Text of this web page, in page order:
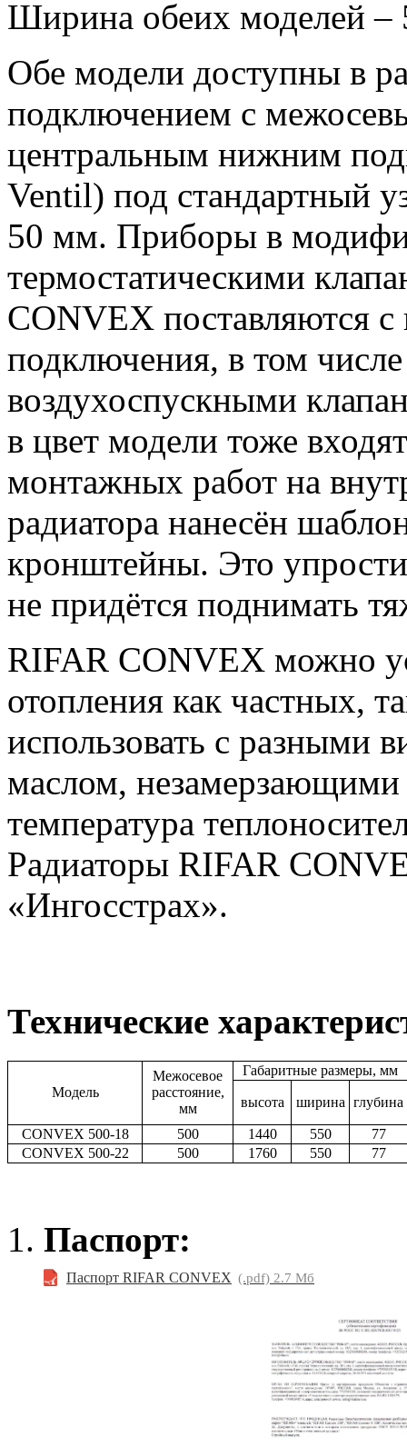
Ширина обеих моделей –
Обе модели доступны в
подключением с
центральным нижним
Ventil) под стандартный
50 мм. Приборы в
термостатическими
CONVEX поставляются
подключения, в том
воздухоспускными
в цвет модели тоже
монтажных работ на
радиатора нанесён
кронштейны. Это
не придётся поднимать
RIFAR CONVEX можно
отопления как частных,
использовать с разными
маслом,
температура
Радиаторы RIFAR
«Ингосстрах».
Технические
Модель
Межосевое
расстояние,
мм
Габаритные размеры, мм
высота ширина глубина
CONVEX 500-18 500 1440 550
77
CONVEX 500-22
500 1760 550 77
Паспорт:
Паспорт RIFAR CONVEX (.pdf) 2.7 Мб